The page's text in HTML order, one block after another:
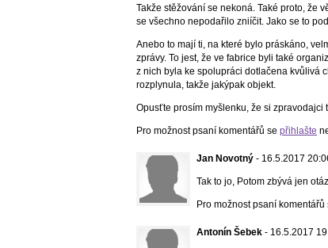
Takže stěžování se nekoná. Také proto, že
se všechno nepodařilo zniíčit. Jako se to
Anebo to mají ti, na které bylo práskáno,
zprávy. To jest, že ve fabrice byli také
z nich byla ke spolupráci dotlačena kvůlivá
rozplynula, takže jakýpak objekt.
Opusťte prosím myšlenku, že si
Pro možnost psaní komentářů se přihlašte
Jan Novotný - 16.5.2017
Tak to jo, Potom zbývá jen
Pro možnost psaní komentářů
Antonín Šebek - 16.5.2017